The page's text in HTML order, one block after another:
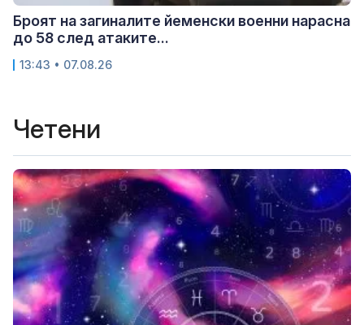
Броят на загиналите йеменски военни нарасна
до 58 след атаките...
13:43 • 07.08.26
Четени